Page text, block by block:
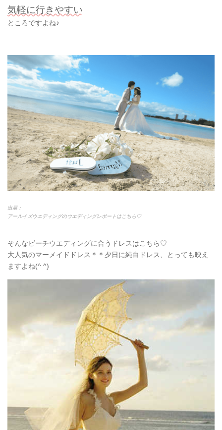
気軽に行きやすい
ところですよね♪
出展：
アールイズウエディングのウエディングレポートはこちら♡
そんなビーチウエディングに合うドレスはこちら♡
大人気のマーメイドドレス＊＊夕日に純白ドレス、とっても映え
ますよね(^ ^)